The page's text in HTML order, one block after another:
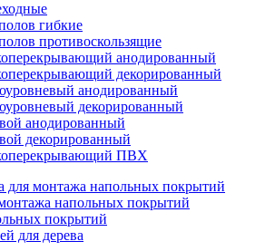
гибкие
противоскользящие
анодированный
декорированный
анодированный
декорированный
анодированный
декорированный
ПВХ
для монтажа напольных покрытий
напольных покрытий
покрытий
для дерева